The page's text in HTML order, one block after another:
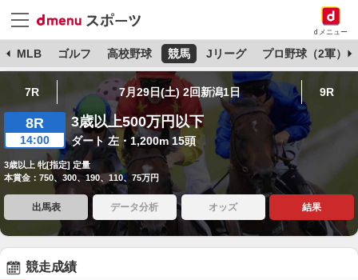
dメニュー
MLB ゴルフ 高校野球 競馬 Jリーグ プロ野球（2軍）
7R 7月29日(土) 2回新潟1日 9R
8R
14:00
3歳以上500万円以下
ダート 左・1,200m 15頭
3歳以上 牝[指定] 定量
本賞金：750、300、190、110、75万円
出馬表 データ分析 オッズ 結果
競走成績